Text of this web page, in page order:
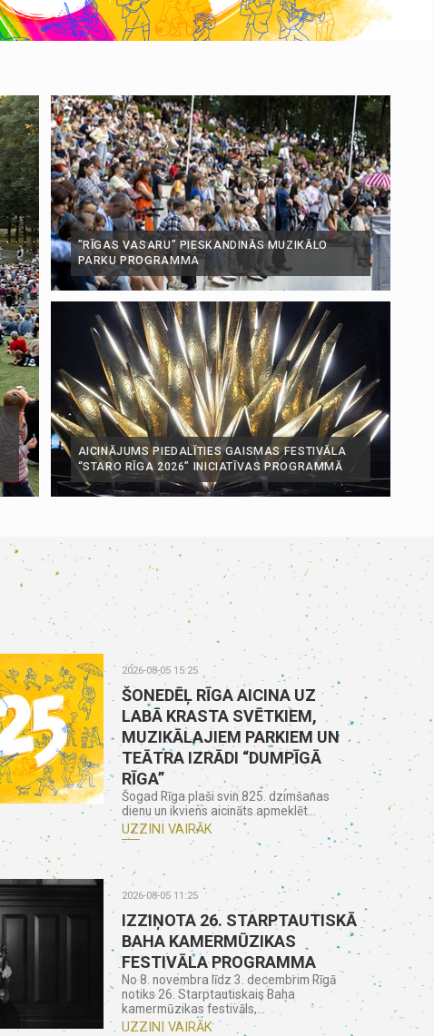
”RĪGAS VASARU” PIESKANDINĀS MUZIKĀLO
PARKU PROGRAMMA
AICINĀJUMS PIEDALĪTIES GAISMAS FESTIVĀLA
“STARO RĪGA 2026” INICIATĪVAS PROGRAMMĀ
2026-08-05 15:25
ŠONEDĒĻ RĪGA AICINA UZ
LABĀ KRASTA SVĒTKIEM,
MUZIKĀLAJIEM PARKIEM UN
TEĀTRA IZRĀDI “DUMPĪGĀ
RĪGA”
Šogad Rīga plaši svin 825. dzimšanas
dienu un ikviens aicināts apmeklēt...
UZZINI VAIRĀK
2026-08-05 11:25
IZZIŅOTA 26. STARPTAUTISKĀ
BAHA KAMERMŪZIKAS
FESTIVĀLA PROGRAMMA
No 8. novembra līdz 3. decembrim Rīgā
notiks 26. Starptautiskais Baha
kamermūzikas festivāls,...
UZZINI VAIRĀK